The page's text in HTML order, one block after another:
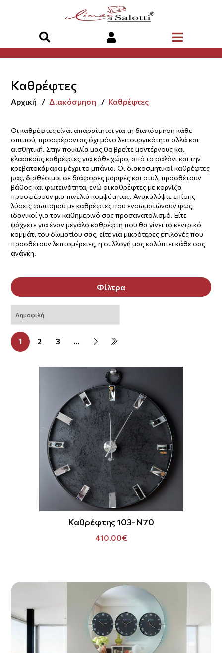
Καθρέφτες
Αρχική Διακόσμηση Καθρέφτες
Οι καθρέφτες είναι απαραίτητοι για τη διακόσμηση κάθε
σπιτιού, προσφέροντας όχι μόνο λειτουργικότητα αλλά και
αισθητική. Στην ποικιλία μας θα βρείτε μοντέρνους και
κλασικούς καθρέφτες για κάθε χώρο, από το σαλόνι και την
κρεβατοκάμαρα μέχρι το μπάνιο. Οι διακοσμητικοί καθρέφτες
μας, διαθέσιμοι σε διάφορες μορφές και στυλ, προσθέτουν
βάθος και φωτεινότητα, ενώ οι καθρέφτες με κορνίζα
προσφέρουν μια πινελιά κομψότητας. Ανακαλύψτε επίσης
λύσεις φωτισμού με καθρέφτες που ενσωματώνουν φως,
ιδανικοί για τον καθημερινό σας προσανατολισμό. Είτε
ψάχνετε για έναν μεγάλο καθρέφτη που θα γίνει το κεντρικό
κομμάτι του δωματίου σας, είτε για μικρότερες επιλογές που
προσθέτουν λεπτομέρειες, η συλλογή μας καλύπτει κάθε σας
ανάγκη.
Φίλτρα
1 2 3 ...
Καθρέφτης 103-N70
410.00€